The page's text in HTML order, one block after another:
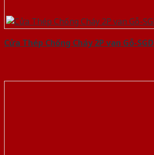
Cửa Thép Chống Cháy 2P van Gỗ-SGD